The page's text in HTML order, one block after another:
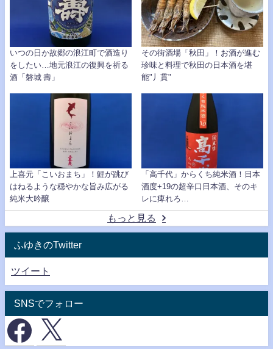
いつの日か故郷の浪江町で酒造り
をしたい…地元浪江の復興を祈る
酒「磐城 壽」
その街酒場「秋田」！お酒が進む
珍味と料理で秋田の日本酒を堪
能"丿貫"
上喜元「こいおまち」！鯉が跳び
はねるような穏やかな旨み広がる
純米大吟醸
「高千代」からくち純米酒！日本
酒度+19の超辛口日本酒、そのキ
レに痺れろ…
もっと見る
ふゆきのTwitter
ツイート
SNSでフォロー